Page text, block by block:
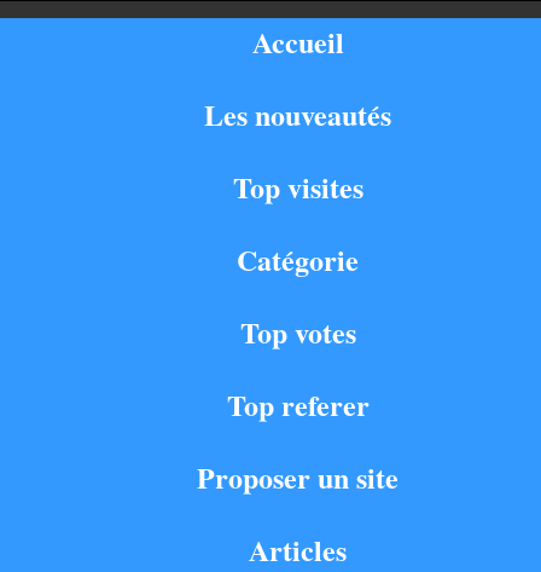
Accueil
Les nouveautés
Top visites
Catégorie
Top votes
Top referer
Proposer un site
Articles